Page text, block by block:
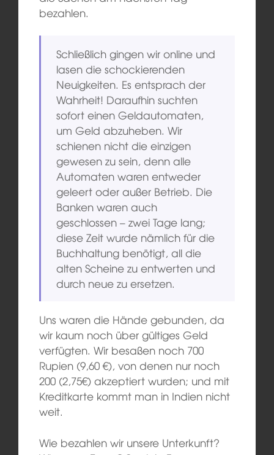
bezahlen.
Schließlich gingen wir online und
lasen die schockierenden
Neuigkeiten. Es entsprach der
Wahrheit! Daraufhin suchten
sofort einen Geldautomaten,
um Geld abzuheben. Wir
schienen nicht die einzigen
gewesen zu sein, denn alle
Automaten waren entweder
geleert oder außer Betrieb. Die
Banken waren auch
geschlossen – zwei Tage lang;
diese Zeit wurde nämlich für die
Buchhaltung benötigt, all die
alten Scheine zu entwerten und
durch neue zu ersetzen.
Uns waren die Hände gebunden, da
wir kaum noch über gültiges Geld
verfügten. Wir besaßen noch 700
Rupien (9,60 €), von denen nur noch
200 (2,75€) akzeptiert wurden; und mit
Kreditkarte kommt man in Indien nicht
weit.
Wie bezahlen wir unsere Unterkunft?